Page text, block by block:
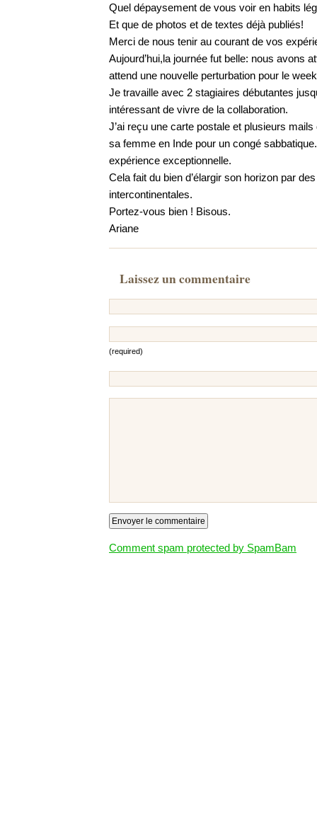
Quel dépaysement de vous voir en habits
Et que de photos et de textes déjà publiés!
Merci de nous tenir au courant de vos
Aujourd’hui,la journée fut belle: nous avons
attend une nouvelle perturbation pour le
Je travaille avec 2 stagiaires débutantes
intéressant de vivre de la collaboration.
J’ai reçu une carte postale et plusieurs
sa femme en Inde pour un congé
expérience exceptionnelle.
Cela fait du bien d’élargir son horizon par
intercontinentales.
Portez-vous bien ! Bisous.
Ariane
Laissez un commentaire
(required)
Comment spam protected by SpamBam